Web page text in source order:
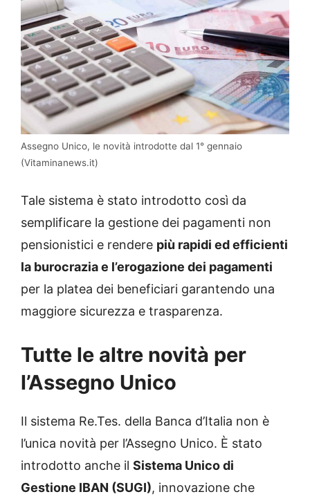
Assegno Unico, le novità introdotte dal 1° gennaio
(Vitaminanews.it)
Tale sistema è stato introdotto così da
semplificare la gestione dei pagamenti non
pensionistici e rendere più rapidi ed efficienti
la burocrazia e l’erogazione dei pagamenti
per la platea dei beneficiari garantendo una
maggiore sicurezza e trasparenza.
Tutte le altre novità per
l’Assegno Unico
Il sistema Re.Tes. della Banca d’Italia non è
l’unica novità per l’Assegno Unico. È stato
introdotto anche il Sistema Unico di
Gestione IBAN (SUGI), innovazione che